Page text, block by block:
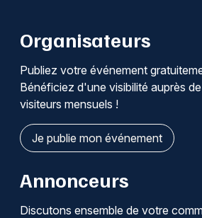
Organisateurs
Publiez votre événement
Bénéficiez d'une visibilité auprès
visiteurs mensuels !
Je publie mon événement
Annonceurs
Discutons ensemble de votre